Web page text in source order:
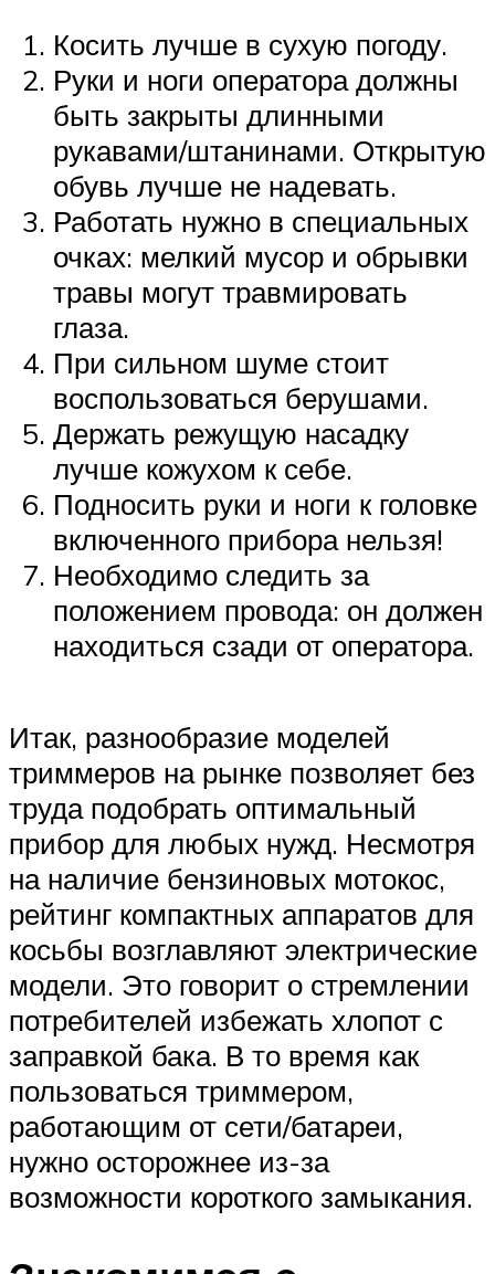
Косить лучше в сухую погоду.
Руки и ноги оператора должны
быть закрыты длинными
рукавами/штанинами. Открытую
обувь лучше не надевать.
Работать нужно в специальных
очках: мелкий мусор и обрывки
травы могут травмировать
глаза.
При сильном шуме стоит
воспользоваться берушами.
Держать режущую насадку
лучше кожухом к себе.
Подносить руки и ноги к головке
включенного прибора нельзя!
Необходимо следить за
положением провода: он должен
находиться сзади от оператора.
Итак, разнообразие моделей
триммеров на рынке позволяет без
труда подобрать оптимальный
прибор для любых нужд. Несмотря
на наличие бензиновых мотокос,
рейтинг компактных аппаратов для
косьбы возглавляют электрические
модели. Это говорит о стремлении
потребителей избежать хлопот с
заправкой бака. В то время как
пользоваться триммером,
работающим от сети/батареи,
нужно осторожнее из-за
возможности короткого замыкания.